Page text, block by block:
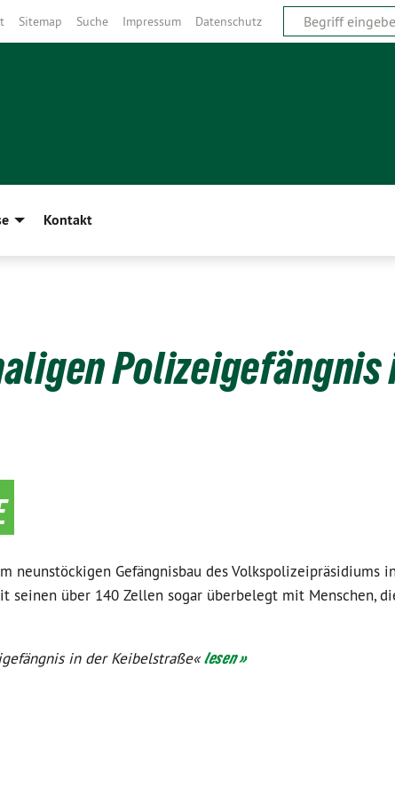
Sitemap Suche Impressum Datenschutz
Kontakt
Polizeigefängnis
Gefängnisbau des Volkspolizeipräsidiums
seinen über 140 Zellen sogar überbelegt mit Menschen,
in der Keibelstraße«lesen »